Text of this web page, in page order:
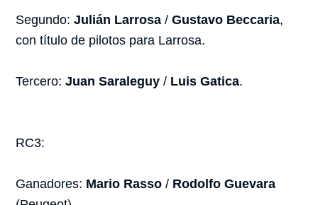
Segundo:Julián Larrosa /Gustavo Beccaria,
con título de pilotos para Larrosa.
Tercero:Juan Saraleguy / Luis Gatica.
RC3:
Ganadores: Mario Rasso / Rodolfo Guevara